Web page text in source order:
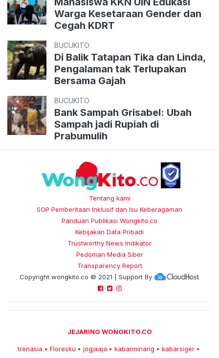
Warga Kesetaraan Gender dan
Cegah KDRT
BUCUKITO
Di Balik Tatapan Tika dan Linda,
Pengalaman tak Terlupakan
Bersama Gajah
BUCUKITO
Bank Sampah Grisabel: Ubah
Sampah jadi Rupiah di
Prabumulih
Tentang kami
SOP Pemberitaan Inklusif dan Isu Keberagaman
Panduan Publikasi Wongkito.co
Kebijakan Data Pribadi
Trustworthy News Indikator
Pedoman Media Siber
Transparency Report
Copyright wongkito.co © 2021 | Support By
JEJARING WONGKITO.CO
trenasia • Floresku • jogjaaja • kabarminang • kabarsiger •